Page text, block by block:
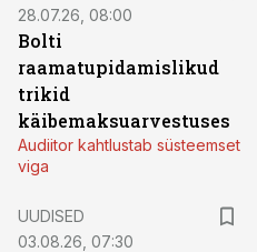
28.07.26, 08:00
Bolti
raamatupidamislikud
trikid
käibemaksuarvestuses
Audiitor kahtlustab süsteemset
viga
UUDISED
03.08.26, 07:30